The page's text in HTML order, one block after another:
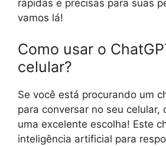
rápidas e precisas para suas
vamos lá!
Como usar o
celular?
Se você está procurando um
para conversar no seu celular,
uma excelente escolha! Este
inteligência artificial para